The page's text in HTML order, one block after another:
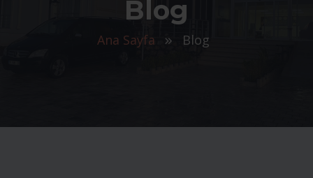
Blog
Ana Sayfa Blog